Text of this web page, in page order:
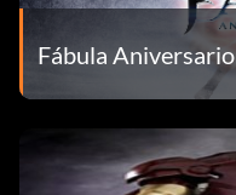
Fábula Aniversario